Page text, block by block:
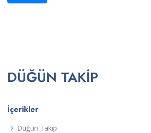
DÜĞÜN TAKIP
İçerikler
Düğün Takip